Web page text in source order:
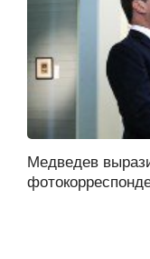
Медведев